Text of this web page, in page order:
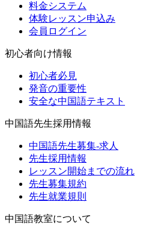
料金システム
体験レッスン申込み
会員ログイン
初心者向け情報
初心者必見
発音の重要性
安全な中国語テキスト
中国語先生採用情報
中国語先生募集-求人
先生採用情報
レッスン開始までの流れ
先生募集規約
先生就業規則
中国語教室について